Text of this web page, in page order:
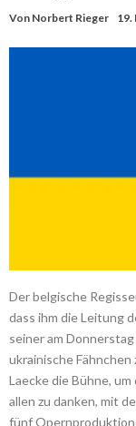
Von Norbert Rieger 19.
Der belgische
dass ihm die Leitung
seiner am
ukrainische
Laecke die Bühne,
allen zu danken, mit
fünf